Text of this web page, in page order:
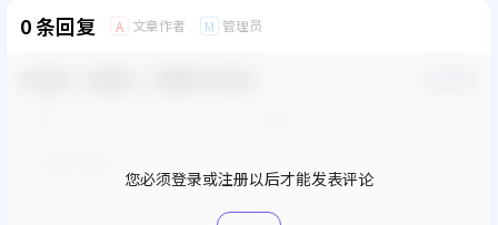
0 条回复 A 文章作者 M 管理员
您必须登录或注册以后才能发表评论